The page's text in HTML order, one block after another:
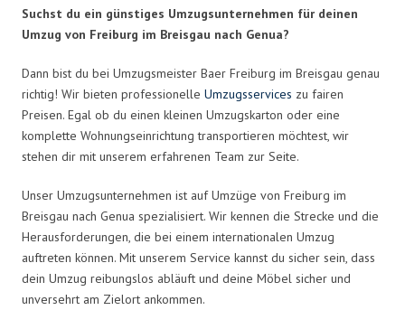
Suchst du ein günstiges Umzugsunternehmen für deinen
Umzug von Freiburg im Breisgau nach Genua?
Dann bist du bei Umzugsmeister Baer Freiburg im Breisgau genau
richtig! Wir bieten professionelle Umzugsservices zu fairen
Preisen. Egal ob du einen kleinen Umzugskarton oder eine
komplette Wohnungseinrichtung transportieren möchtest, wir
stehen dir mit unserem erfahrenen Team zur Seite.
Unser Umzugsunternehmen ist auf Umzüge von Freiburg im
Breisgau nach Genua spezialisiert. Wir kennen die Strecke und die
Herausforderungen, die bei einem internationalen Umzug
auftreten können. Mit unserem Service kannst du sicher sein, dass
dein Umzug reibungslos abläuft und deine Möbel sicher und
unversehrt am Zielort ankommen.